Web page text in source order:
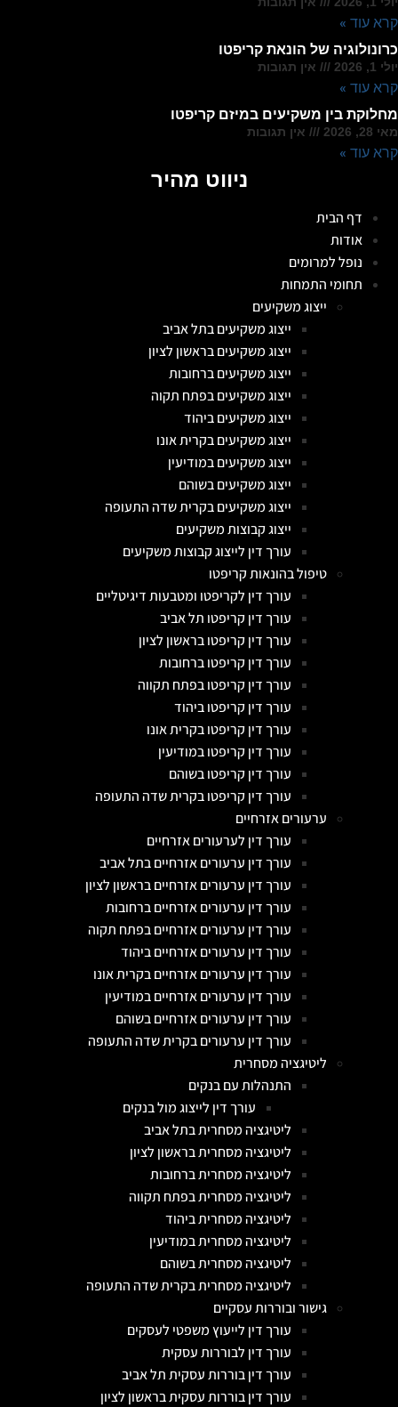
קרא עוד »
כרונולוגיה של הונאת קריפטו
יולי 1, 2026 אין תגובות
קרא עוד »
מחלוקת בין משקיעים במיזם קריפטו
מאי 28, 2026 אין תגובות
קרא עוד »
ניווט מהיר
דף הבית
אודות
נופל למרומים
תחומי התמחות
ייצוג משקיעים
ייצוג משקיעים בתל אביב
ייצוג משקיעים בראשון לציון
ייצוג משקיעים ברחובות
ייצוג משקיעים בפתח תקוה
ייצוג משקיעים ביהוד
ייצוג משקיעים בקרית אונו
ייצוג משקיעים במודיעין
ייצוג משקיעים בשוהם
ייצוג משקיעים בקרית שדה התעופה
ייצוג קבוצות משקיעים
עורך דין לייצוג קבוצות משקיעים
טיפול בהונאות קריפטו
עורך דין לקריפטו ומטבעות דיגיטליים
עורך דין קריפטו תל אביב
עורך דין קריפטו בראשון לציון
עורך דין קריפטו ברחובות
עורך דין קריפטו בפתח תקווה
עורך דין קריפטו ביהוד
עורך דין קריפטו בקרית אונו
עורך דין קריפטו במודיעין
עורך דין קריפטו בשוהם
עורך דין קריפטו בקרית שדה התעופה
ערעורים אזרחיים
עורך דין לערעורים אזרחיים
עורך דין ערעורים אזרחיים בתל אביב
עורך דין ערעורים אזרחיים בראשון לציון
עורך דין ערעורים אזרחיים ברחובות
עורך דין ערעורים אזרחיים בפתח תקוה
עורך דין ערעורים אזרחיים ביהוד
עורך דין ערעורים אזרחיים בקרית אונו
עורך דין ערעורים אזרחיים במודיעין
עורך דין ערעורים אזרחיים בשוהם
עורך דין ערעורים בקרית שדה התעופה
ליטיגציה מסחרית
התנהלות עם בנקים
עורך דין לייצוג מול בנקים
ליטיגציה מסחרית בתל אביב
ליטיגציה מסחרית בראשון לציון
ליטיגציה מסחרית ברחובות
ליטיגציה מסחרית בפתח תקווה
ליטיגציה מסחרית ביהוד
ליטיגציה מסחרית במודיעין
ליטיגציה מסחרית בשוהם
ליטיגציה מסחרית בקרית שדה התעופה
גישור ובוררות עסקיים
עורך דין לייעוץ משפטי לעסקים
עורך דין לבוררות עסקית
עורך דין בוררות עסקית תל אביב
עורך דין בוררות עסקית בראשון לציון